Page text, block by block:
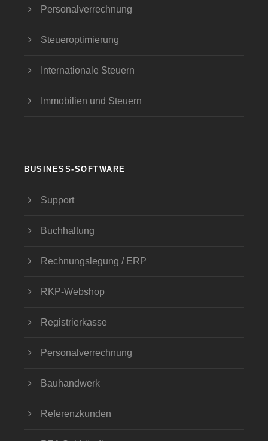
Personalverrechnung
Steueroptimierung
Internationale Steuern
Immobilien und Steuern
BUSINESS-SOFTWARE
Support
Buchhaltung
Rechnungslegung / ERP
RKP-Webshop
Registrierkasse
Personalverrechnung
Bauhandwerk
Referenzkunden